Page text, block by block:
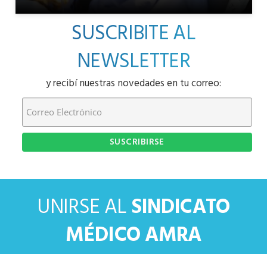
SUSCRIBITE AL
NEWSLETTER
y recibí nuestras novedades en tu correo:
UNIRSE ALSINDICATO
MÉDICO AMRA